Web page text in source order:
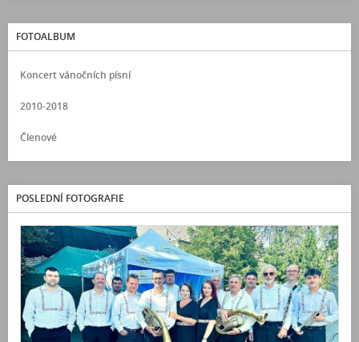
FOTOALBUM
Koncert vánočních písní
2010-2018
Členové
POSLEDNÍ FOTOGRAFIE